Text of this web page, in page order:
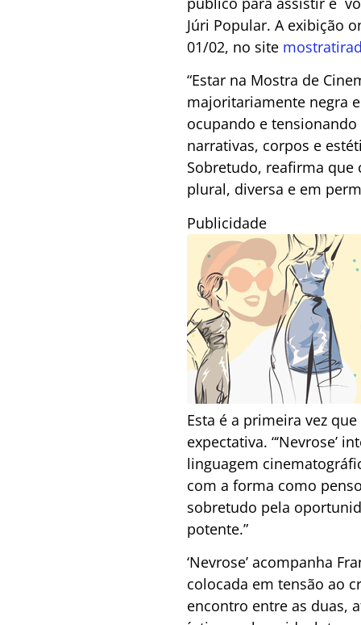
Júri Popular. A exibição
01/02, no site
“Estar na Mostra de
majoritariamente negra
ocupando e
narrativas, corpos e
Sobretudo, reafirma
plural, diversa e em
Publicidade
Esta é a primeira vez
expectativa. “‘Nevrose’
linguagem
com a forma como
sobretudo pela
potente.”
‘Nevrose’ acompanha
colocada em tensão ao
encontro entre as duas,